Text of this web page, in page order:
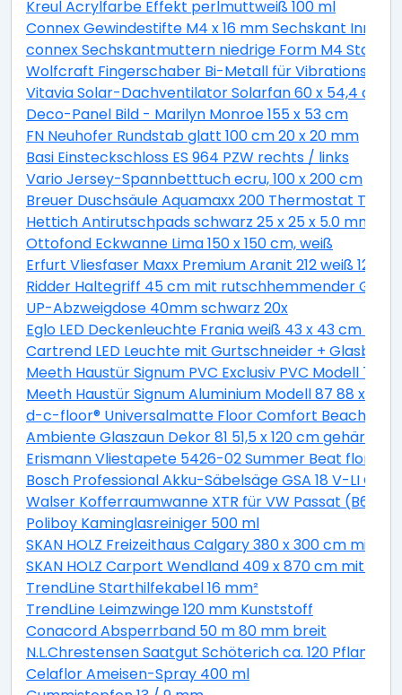
Kreul Acrylfarbe Effekt perlmuttweiß 100 ml
Connex Gewindestifte M4 x 16 mm Sechskant Innen
connex Sechskantmuttern niedrige Form M4 Stahl
Wolfcraft Fingerschaber Bi-Metall für
Vitavia Solar-Dachventilator Solarfan 60 x 54,4 cm
Deco-Panel Bild - Marilyn Monroe 155 x 53 cm
FN Neuhofer Rundstab glatt 100 cm 20 x 20 mm
Basi Einsteckschloss ES 964 PZW rechts / links
Vario Jersey-Spannbetttuch ecru, 100 x 200 cm
Breuer Duschsäule Aquamaxx 200 Thermostat
Hettich Antirutschpads schwarz 25 x 25 x 5.0 mm -
Ottofond Eckwanne Lima 150 x 150 cm, weiß
Erfurt Vliesfaser Maxx Premium Aranit 212 weiß 12,5 x
Ridder Haltegriff 45 cm mit rutschhemmender
UP-Abzweigdose 40mm schwarz 20x
Eglo LED Deckenleuchte Frania weiß 43 x 43 cm
Cartrend LED Leuchte mit Gurtschneider +
Meeth Haustür Signum PVC Exclusiv PVC Modell 70
Meeth Haustür Signum Aluminium Modell 87 88 x 200
d-c-floor® Universalmatte Floor Comfort
Ambiente Glaszaun Dekor 81 51,5 x 120 cm
Erismann Vliestapete 5426-02 Summer Beat floral
Bosch Professional Akku-Säbelsäge GSA 18 V-LI C
Walser Kofferraumwanne XTR für VW Passat (B6)
Poliboy Kaminglasreiniger 500 ml
SKAN HOLZ Freizeithaus Calgary 380 x 300 cm mit 2.
SKAN HOLZ Carport Wendland 409 x 870 cm mit
TrendLine Starthilfekabel 16 mm²
TrendLine Leimzwinge 120 mm Kunststoff
Conacord Absperrband 50 m 80 mm breit
N.L.Chrestensen Saatgut Schöterich ca. 120 Pflanzen
Celaflor Ameisen-Spray 400 ml